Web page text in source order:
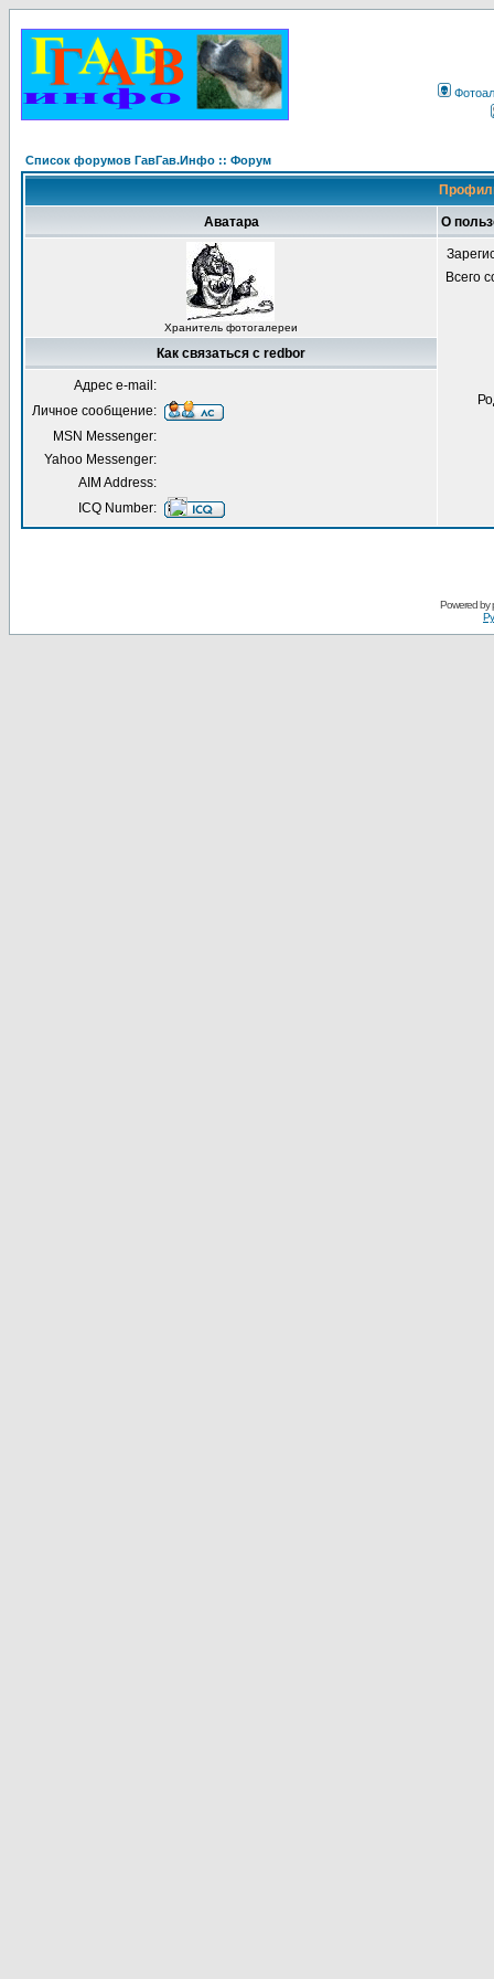
Список форумов ГавГав.Инфо :: Форум
Аватара О
Хранитель фотогалереи
Всего
Как связаться с redbor
Адрес e-mail:
Личное сообщение:
MSN Messenger:
Yahoo Messenger:
AIM Address:
ICQ Number:
Powered by